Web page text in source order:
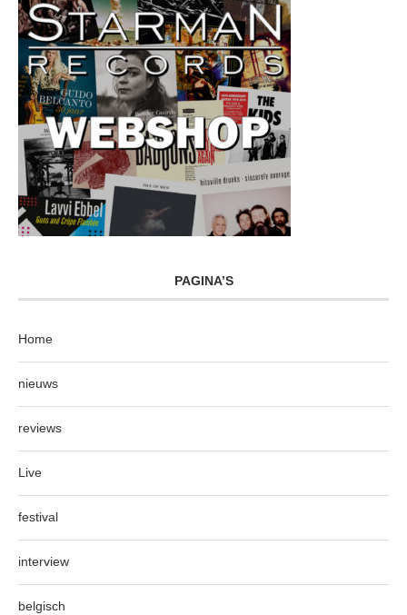
PAGINA’S
Home
nieuws
reviews
Live
festival
interview
belgisch